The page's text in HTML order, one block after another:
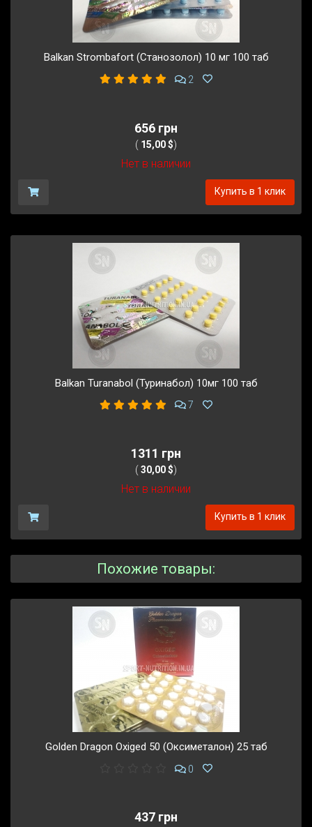
Balkan Strombafort (Станозолол) 10 мг 100 таб
2
656 грн
( 15,00 $)
Нет в наличии
Купить в 1 клик
Balkan Turanabol (Туринабол) 10мг 100 таб
7
1311 грн
( 30,00 $)
Нет в наличии
Купить в 1 клик
Похожие товары:
Golden Dragon Oxiged 50 (Оксиметалон) 25 таб
0
437 грн